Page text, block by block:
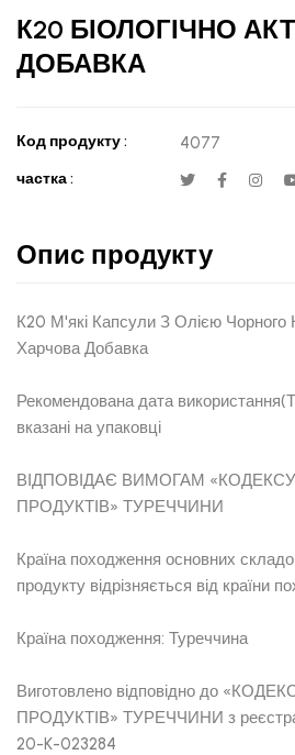
К20 БІОЛОГІЧНО
ДОБАВКА
Код продукту : 4077
частка :
Опис продукту
К20 М'які Капсули З Олією Чорного
Харчова Добавка
Рекомендована дата
вказані на упаковці
ВІДПОВІДАЄ ВИМОГАМ
ПРОДУКТІВ» ТУРЕЧЧИНИ
Країна походження основних
продукту відрізняється від країни
Країна походження: Туреччина
Виготовлено відповідно до
ПРОДУКТІВ» ТУРЕЧЧИНИ з
20-K-023284